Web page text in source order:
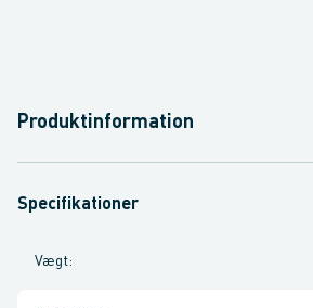
Produktinformation
Specifikationer
Vægt: